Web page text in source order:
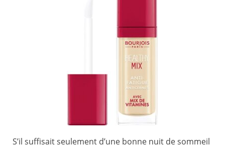
S’il suffisait seulement d’une bonne nuit de sommeil